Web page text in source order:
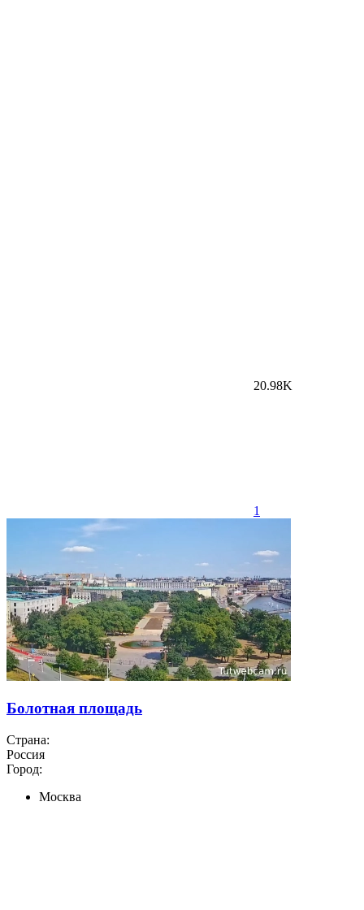
20.98K
1
Болотная площадь
Страна:
Россия
Город:
Москва